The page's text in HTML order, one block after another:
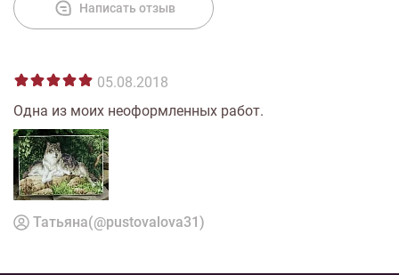
Написать отзыв
05.08.2018
Одна из моих неоформленных работ.
Татьяна(@pustovalova31)